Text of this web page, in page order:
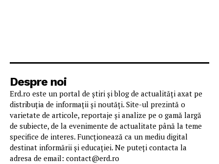
Despre noi
Erd.ro este un portal de știri și blog de actualități axat pe
distribuția de informații și noutăți. Site-ul prezintă o
varietate de articole, reportaje și analize pe o gamă largă
de subiecte, de la evenimente de actualitate până la teme
specifice de interes. Funcționează ca un mediu digital
destinat informării și educației. Ne puteți contacta la
adresa de email: contact@erd.ro